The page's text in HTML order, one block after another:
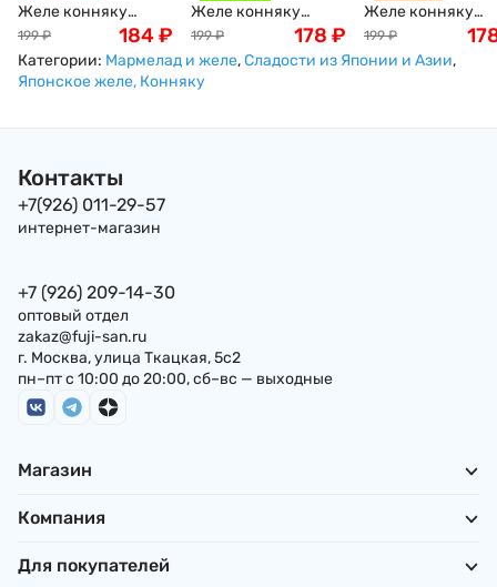
Желе конняку
Yukiguni с персиком
16 г х 6 шт Япония
199 ₽ 184₽
Желе конняку
Yukiguni с белым
виноградом и
мускатным орехом,
18г х 6шт Япония
199 ₽ 178 ₽
Желе конняку
Yukiguni с
натуральным
199 ₽
Категории: Мармелад и желе,Сладости из Японии и Азии,
Японское желе, Конняку
Контакты
+7(926) 011-29-57
интернет-магазин
+7 (926) 209-14-30
оптовый отдел
zakaz@fuji-san.ru
г. Москва, улица Ткацкая, 5с2
пн–пт с 10:00 до 20:00, сб–вс — выходные
Магазин
Компания
Для покупателей